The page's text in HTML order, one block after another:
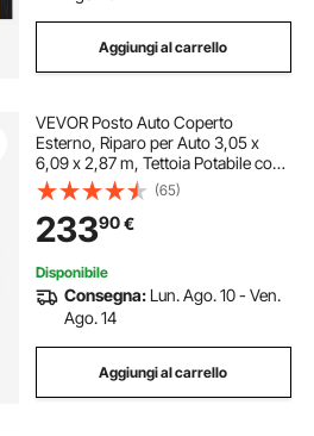
Aggiungi al carrello
VEVOR Posto Auto Coperto
Esterno, Riparo per Auto 3,05 x
6,09 x 2,87 m, Tettoia Potabile con
Pareti Laterali e Porta Rimovibili,
Resistente ai Raggi UV e all'Acqua,
per Auto e Barca, Grigio
(65)
23390€
Disponibile
Consegna: Lun. Ago. 10 - Ven.
Ago. 14
Aggiungi al carrello